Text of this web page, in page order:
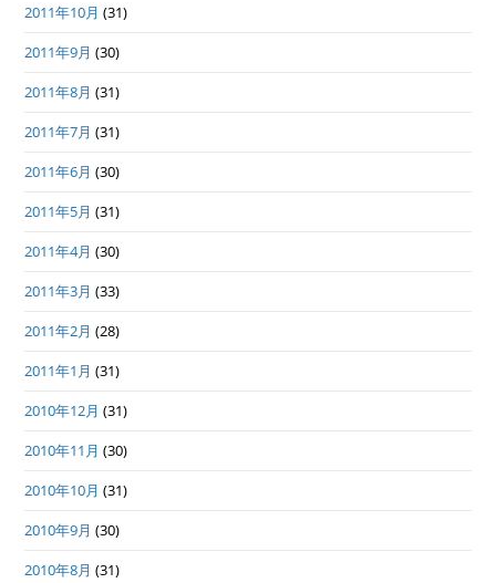
2011年10月 (31)
2011年9月 (30)
2011年8月 (31)
2011年7月 (31)
2011年6月 (30)
2011年5月 (31)
2011年4月 (30)
2011年3月 (33)
2011年2月 (28)
2011年1月 (31)
2010年12月 (31)
2010年11月 (30)
2010年10月 (31)
2010年9月 (30)
2010年8月 (31)